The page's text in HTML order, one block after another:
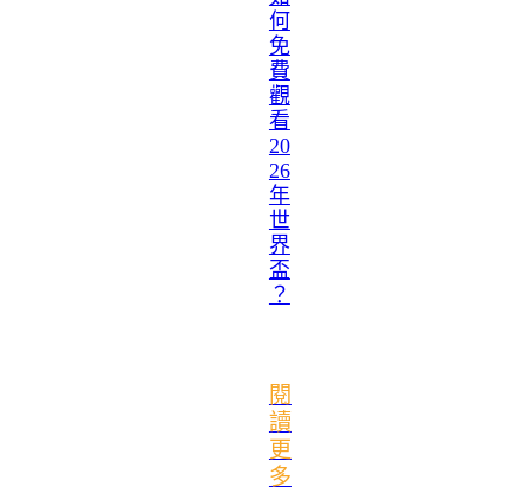
何
免
費
觀
看
20
26
年
世
界
盃
？
閱
讀
更
多